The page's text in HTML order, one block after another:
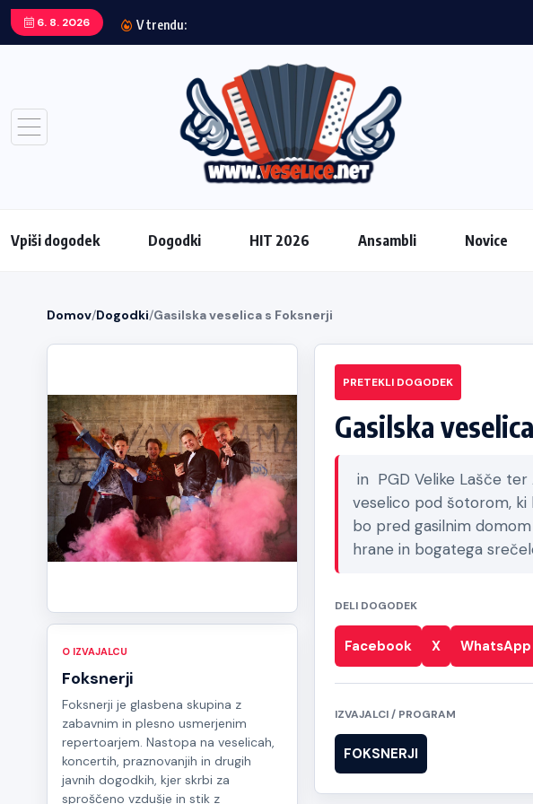
6. 8. 2026 V trendu:
Vpiši dogodek Dogodki HIT 2026 Ansambli Novice
Domov/Dogodki/Gasilska veselica s Foksnerji
O IZVAJALCU
Foksnerji
Foksnerji je glasbena skupina z
zabavnim in plesno usmerjenim
repertoarjem. Nastopa na veselicah,
koncertih, praznovanjih in drugih
javnih dogodkih, kjer skrbi za
sproščeno vzdušje in stik z
PRETEKLI DOGODEK
Gasilska
in PGD Velike Lašče ter
veselico pod šotorom, ki
bo pred gasilnim
hrane in bogatega
DELI DOGODEK
Facebook X WhatsApp
IZVAJALCI / PROGRAM
FOKSNERJI